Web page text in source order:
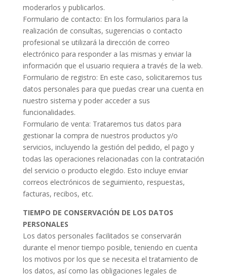
moderarlos y publicarlos.
Formulario de contacto: En los formularios para la
realización de consultas, sugerencias o contacto
profesional se utilizará la dirección de correo
electrónico para responder a las mismas y enviar la
información que el usuario requiera a través de la web.
Formulario de registro: En este caso, solicitaremos tus
datos personales para que puedas crear una cuenta en
nuestro sistema y poder acceder a sus
funcionalidades.
Formulario de venta: Trataremos tus datos para
gestionar la compra de nuestros productos y/o
servicios, incluyendo la gestión del pedido, el pago y
todas las operaciones relacionadas con la contratación
del servicio o producto elegido. Esto incluye enviar
correos electrónicos de seguimiento, respuestas,
facturas, recibos, etc.
TIEMPO DE CONSERVACIÓN DE LOS DATOS
PERSONALES
Los datos personales facilitados se conservarán
durante el menor tiempo posible, teniendo en cuenta
los motivos por los que se necesita el tratamiento de
los datos, así como las obligaciones legales de